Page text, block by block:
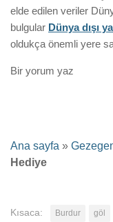
elde edilen veriler
bulgular Dünya dışı
oldukça önemli yere
Bir yorum yaz
Ana sayfa »
Hediye
Kısaca: Burdur göl